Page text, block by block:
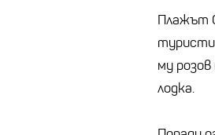
Плажът
туристи
му
лодка.